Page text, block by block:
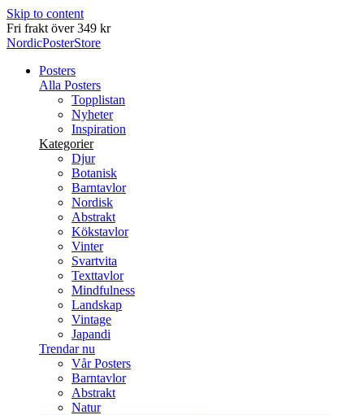
Skip to content
Leverans inom 2-5 arbetsdagar
NordicPosterStore
Posters
Alla Posters
Topplistan
Nyheter
Inspiration
Kategorier
Djur
Botanisk
Barntavlor
Nordisk
Abstrakt
Kökstavlor
Vinter
Svartvita
Texttavlor
Mindfulness
Landskap
Vintage
Japandi
Trendar nu
Vår Posters
Barntavlor
Abstrakt
Natur